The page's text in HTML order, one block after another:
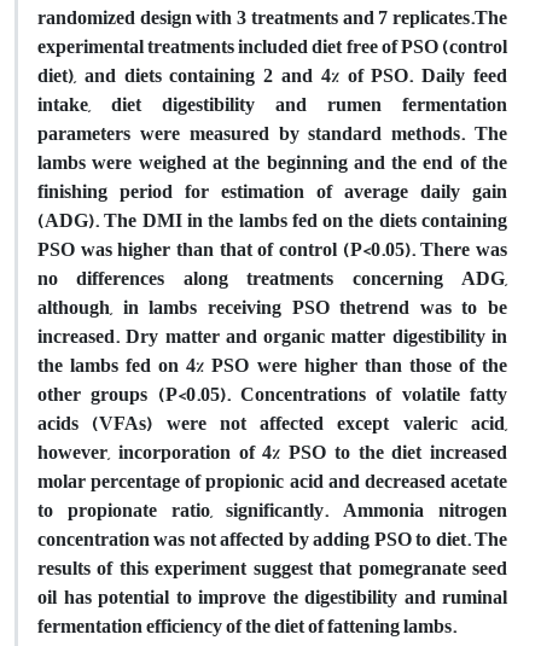
randomized design with 3 treatments and 7 replicates.The
experimental treatments included diet free of PSO (control
diet), and diets containing 2 and 4% of PSO. Daily feed
intake, diet digestibility and rumen fermentation
parameters were measured by standard methods. The
lambs were weighed at the beginning and the end of the
finishing period for estimation of average daily gain
(ADG). The DMI in the lambs fed on the diets containing
PSO was higher than that of control (P<0.05). There was
no differences along treatments concerning ADG,
although, in lambs receiving PSO thetrend was to be
increased. Dry matter and organic matter digestibility in
the lambs fed on 4% PSO were higher than those of the
other groups (P<0.05). Concentrations of volatile fatty
acids (VFAs) were not affected except valeric acid,
however, incorporation of 4% PSO to the diet increased
molar percentage of propionic acid and decreased acetate
to propionate ratio, significantly. Ammonia nitrogen
concentration was not affected by adding PSO to diet. The
results of this experiment suggest that pomegranate seed
oil has potential to improve the digestibility and ruminal
fermentation efficiency of the diet of fattening lambs.